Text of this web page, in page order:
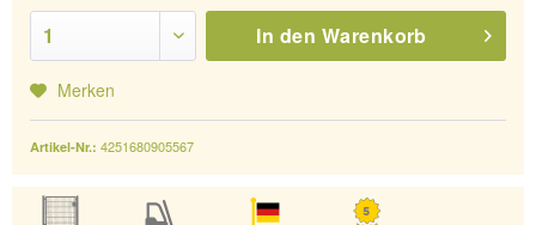
In den Warenkorb
Merken
Artikel-Nr.: 4251680905567